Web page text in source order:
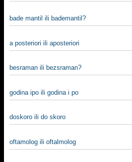
bade mantil ili bademantil?
a posteriori ili aposteriori
besraman ili bezsraman?
godina ipo ili godina i po
doskoro ili do skoro
oftamolog ili oftalmolog